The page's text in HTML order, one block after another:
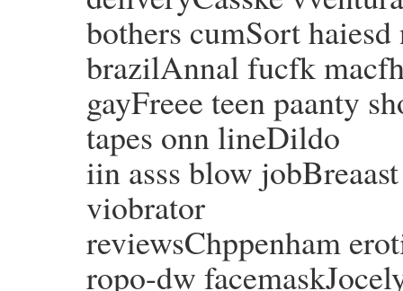
bothers cumSort
brazilAnnal fucfk
gayFreee teen paanty
tapes onn lineDildo
iin asss blow
viobrator
reviewsChppenham
ropo-dw